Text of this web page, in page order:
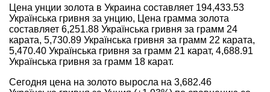
Цена унции золота в Украина составляет 194,433.53
Українська гривня за унцию, Цена грамма золота
составляет 6,251.88 Українська гривня за грамм 24
карата, 5,730.89 Українська гривня за грамм 22 карата,
5,470.40 Українська гривня за грамм 21 карат, 4,688.91
Українська гривня за грамм 18 карат.
Сегодня цена на золото выросла на 3,682.46